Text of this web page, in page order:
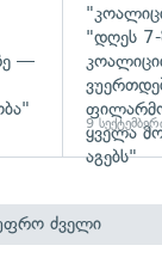
—
"დღეს 7-
ყველა
აგებს"
9
ძველი